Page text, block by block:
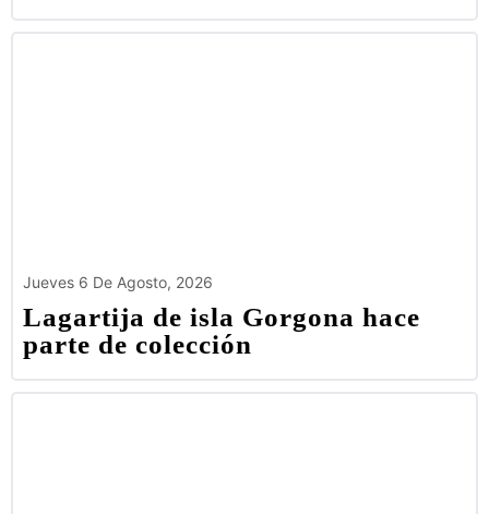
Jueves 6 De Agosto, 2026
Lagartija de isla Gorgona hace
parte de colección